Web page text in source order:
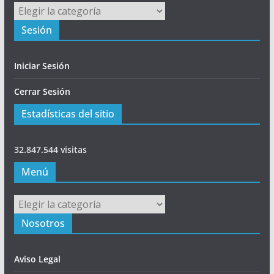
Principal
Sesión
Iniciar Sesión
Cerrar Sesión
Estadísticas del sitio
32.847.544 visitas
Menú
Menú
Nosotros
Aviso Legal